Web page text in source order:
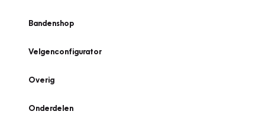
Bandenshop
Velgenconfigurator
Overig
Onderdelen